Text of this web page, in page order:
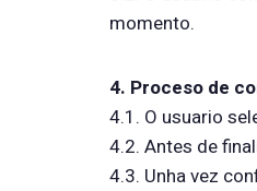
momento.
4. Proceso de
4.1. O usuario
4.2. Antes de
4.3. Unha vez